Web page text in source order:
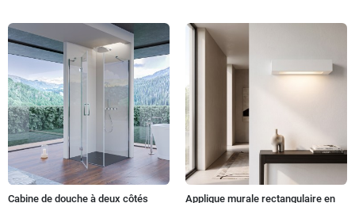
Cabine de douche à deux côtés Applique murale rectangulaire en